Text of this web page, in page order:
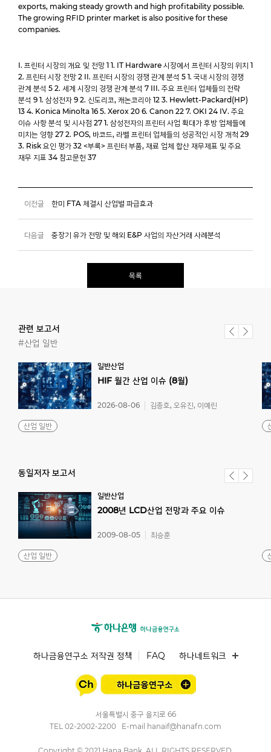
exports, making steady growth and high profitability possible.
The growing RFID printer market is also positive for these
companies.
I. 프린터 시장의 개요 및 전망 1 1. IT Hardware 시장에서 프린터 시장의 위치 1
2. 프린터 시장 전망 2 II. 프린터 시장의 경쟁 관계 분석 5 1. 국내 시장의 경쟁
관계 분석 5 2. 세계 시장의 경쟁 관계 분석 7 III. 주요 프린터 업체들의 전략
분석 9 1. 삼성전자 9 2. 신도리코, 캐논코리아 12 3. Hewlett-Packard(HP)
13 4. Konica Minolta 16 5. Xerox 20 6. Canon 22 7. OKI 24 IV. 주요
이슈 사항 분석 및 시사점 27 1. 삼성전자의 프린터 사업 확대가 후방 업체들에
미치는 영향 27 2. POS, 바코드, 라벨 프린터 업체들의 성공적인 시장 개척 29
3. Risk 요인 평가 32 <부록> 프린터 부품, 재료 업체 합산 재무제표 및 주요
재무 지표 34 참고문헌 37
이전글 한미 FTA 체결시 산업별 파급효과
다음글 중장기 유가 전망 및 해외 E&P 사업의 자산거래 사례분석
목록
관련 보고서
#산업 일반
일반산업
HIF 월간 산업 이슈 (8월)
산업 일반
2026-08-06 김종호, 오유진, 이예린
동일저자 보고서
일반산업
2008년 LCD산업 전망과 주요 이슈
산업 일반
2009-08-05 최승훈
하나금융연구소 저작권 정책 FAQ 하나네트워크
서울특별시 중구 을지로 66
TEL 02-2002-2200 E-mail hanaif@hanafn.com